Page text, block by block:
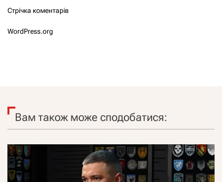
Стрічка коментарів
WordPress.org
Вам також може сподобатися: